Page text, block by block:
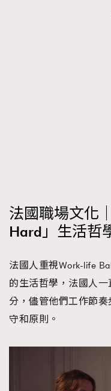
法國職場文化
Hard」生活哲
法國人重視Work-life
的生活哲學，法國人
分，儘管他們工作節
守和原則。